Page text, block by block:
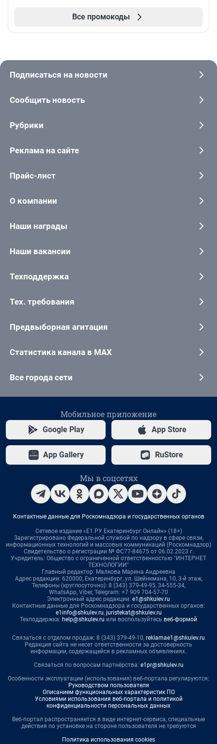
Все промокоды
Подписаться на новости
Сообщить новость
Рубрики
Реклама на сайте
Прайс-лист
О компании
Наши награды
Наши вакансии
Техподдержка
Тех. требования
Предвыборная агитация
Статистика канала в MAX
Все города сети
Мобильное приложение
Google Play App Store
App Gallery RuStore
Мы в соцсетях
Контактные данные для Роскомнадзора и государственных органов
Сетевое издание «Е1.РУ Екатеринбург Онлайн» (18+)
Зарегистрировано Федеральной службой по надзору в сфере связи,
информационных технологий и массовых коммуникаций (Роскомнадзор)
Свидетельство о регистрации № ФС77-84675 от 06.02.2023 г.
Учредитель: Общество с ограниченной ответственностью "ИНТЕРНЕТ
ТЕХНОЛОГИИ"
Главный редактор: Малкова Марина Андреевна
Адрес редакции: 620000, Екатеринбург, ул. Шейнкмана, 10, 3-й этаж,
Телефоны (круглосуточно): 8 (343) 379-49-95, 34-555-34,
WhatsApp, Viber, Telegram: +7 909 704-57-70
Электронный адрес редакции: e1@shkulev.ru
Контактные данные для Роскомнадзора и государственных органов:
e1info@shkulev.ru, juristekat@shkulev.ru
Техподдержка: help@shkulev.ru или воспользуйтесь веб-формой
Связаться с отделом продаж: 8 (343) 379-49-10, reklamae1@shkulev.ru
Редакция сайта не несет ответственности за достоверность
информации, содержащейся в рекламных объявлениях.
Связаться по вопросам партнёрства: e1pr@shkulev.ru
Особенности эксплуатации (использования) веб-портала регулируются:
Руководством пользователя
Описанием функциональных характеристик ПО
Условиями использования веб-портала и политикой
конфиденциальности персональных данных
Веб-портал распространяется в виде интернет-сервиса, специальные
действия по установке на стороне пользователя не требуются
Политика использования cookies